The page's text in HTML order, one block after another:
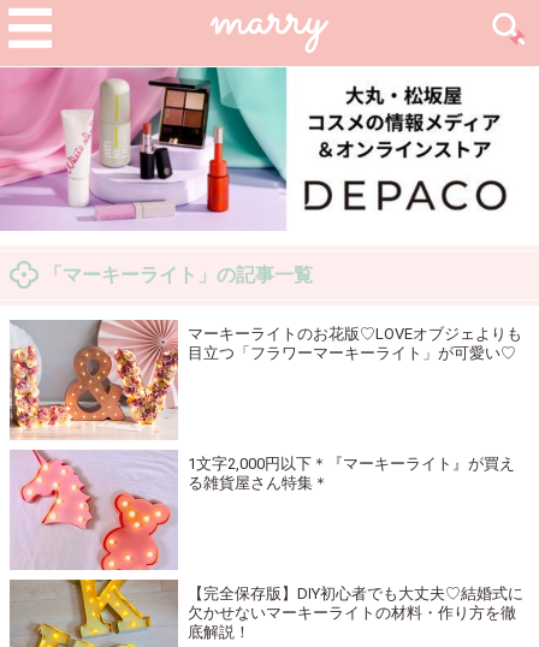
「マーキーライト」の記事一覧
マーキーライトのお花版♡LOVEオブジェよりも
目立つ「フラワーマーキーライト」が可愛い♡
1文字2,000円以下＊『マーキーライト』が買え
る雑貨屋さん特集＊
【完全保存版】DIY初心者でも大丈夫♡結婚式に
欠かせないマーキーライトの材料・作り方を徹
底解説！